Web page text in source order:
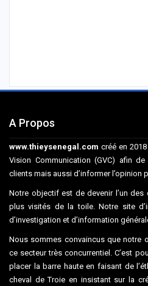
A Propos
www.thieysenegal.com créé en
Vision Communication (GVC) afin
clients mais aussi d’informer l’opinion
Notre objectif est de devenir l’un
plus visités de la toile. Notre site
d’investigation et d’information
Nous sommes convaincus que notre
ce secteur très concurrentiel. C’est
placer la barre haute en faisant de
cheval de Troie en insistant sur la